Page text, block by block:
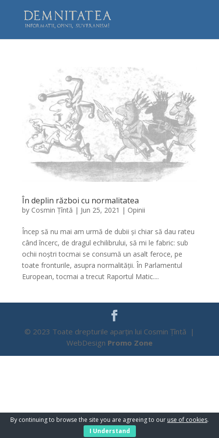
În deplin război cu normalitatea
by Cosmin Țîntă | Jun 25, 2021 | Opinii
Încep să nu mai am urmă de dubii și chiar să dau rateu
când încerc, de dragul echilibrului, să mi le fabric: sub
ochii noștri tocmai se consumă un asalt feroce, pe
toate fronturile, asupra normalității. În Parlamentul
European, tocmai a trecut Raportul Matic....
© 2023 Toate drepturile aparțin lui Cosmin Țîntă |
WebDesign Promo Zone
By continuing to browse the site you are agreeing to our use of cookies.
I Understand